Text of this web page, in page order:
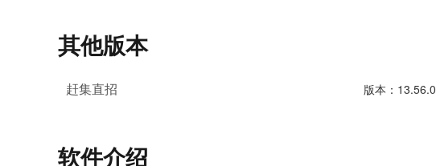
其他版本
赶集直招 版本：13.56.0
软件介绍